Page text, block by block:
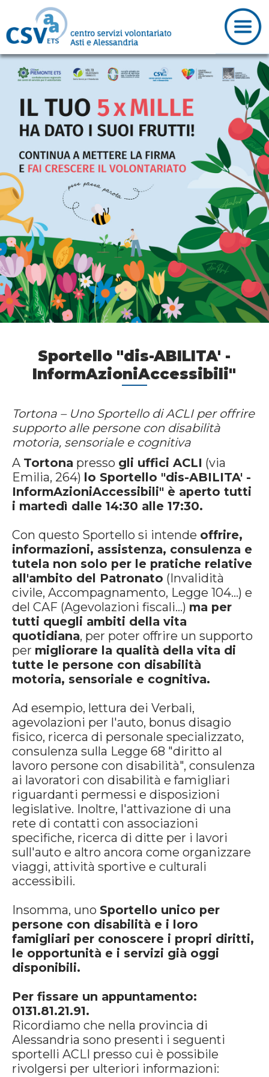
Sportello "dis-ABILITA' -
InformAzioniAccessibili"
Tortona – Uno Sportello di ACLI per offrire
supporto alle persone con disabilità
motoria, sensoriale e cognitiva
A Tortona presso gli uffici ACLI (via
Emilia, 264) lo Sportello "dis-ABILITA' -
InformAzioniAccessibili" è aperto tutti
i martedì dalle 14:30 alle 17:30.
Con questo Sportello si intende offrire,
informazioni, assistenza, consulenza e
tutela non solo per le pratiche relative
all'ambito del Patronato (Invalidità
civile, Accompagnamento, Legge 104…) e
del CAF (Agevolazioni fiscali…) ma per
tutti quegli ambiti della vita
quotidiana, per poter offrire un supporto
per migliorare la qualità della vita di
tutte le persone con disabilità
motoria, sensoriale e cognitiva.
Ad esempio, lettura dei Verbali,
agevolazioni per l'auto, bonus disagio
fisico, ricerca di personale specializzato,
consulenza sulla Legge 68 "diritto al
lavoro persone con disabilità", consulenza
ai lavoratori con disabilità e famigliari
riguardanti permessi e disposizioni
legislative. Inoltre, l'attivazione di una
rete di contatti con associazioni
specifiche, ricerca di ditte per i lavori
sull'auto e altro ancora come organizzare
viaggi, attività sportive e culturali
accessibili.
Insomma, uno Sportello unico per
persone con disabilità e i loro
famigliari per conoscere i propri diritti,
le opportunità e i servizi già oggi
disponibili.
Per fissare un appuntamento:
0131.81.21.91.
Ricordiamo che nella provincia di
Alessandria sono presenti i seguenti
sportelli ACLI presso cui è possibile
rivolgersi per ulteriori informazioni: